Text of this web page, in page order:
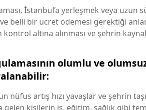
İstanbul’a yerleşmek veya
belli bir ücret ödemesi gerektiği
altına alınması ve şehrin
olumlu ve
nüfus artış hızı yavaşlar ve şehrin
gelen kişilerin iş, eğitim, sağlık gibi